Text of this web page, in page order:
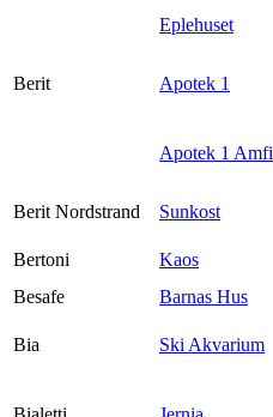
Eplehuset
Berit Apotek 1
Apotek 1 Amfi
Berit Nordstrand
Sunkost
Bertoni
Kaos
Besafe
Barnas Hus
Bia Ski Akvarium